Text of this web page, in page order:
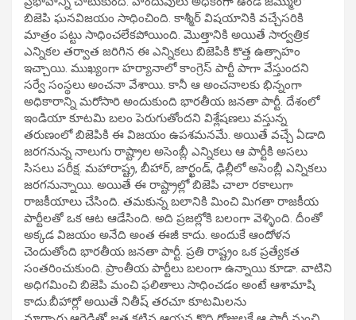
బిజెపి ఘనవిజయం సాధించింది. కాశ్మీర్ విషయానికి వచ్చేసరికి
మాత్రం పట్టు సాధించలేకపోయింది. మొత్తానికి అయితే సార్వత్రిక
ఎన్నికల తర్వాత జరిగిన ఈ ఎన్నికలు బిజెపికి కొత్త ఉత్సాహం
ఇచ్చాయి. ముఖ్యంగా హర్యానాలో కాంగ్రెస్ పార్టీ పాగా వేస్తుందని
సర్వే సంస్థలు అంచనా వేశాయి. కానీ ఆ అంచనాలకు భిన్నంగా
అధికారాన్ని మరోసారి అందుకుంది భారతీయ జనతా పార్టీ. దేశంలో
ఇండియా కూటమి బలం పెరుగుతోందని విశ్లేషణలు వస్తున్న
తరుణంలో బిజెపికి ఈ విజయం ఉపశమనమే. అయితే వచ్చే ఏడాది
జరగనున్న నాలుగు రాష్ట్రాల అసెంబ్లీ ఎన్నికలు ఆ పార్టీకి అసలు
సిసలు పరీక్ష. మహారాష్ట్ర, బీహార్, జార్ఖండ్, ఢిల్లీలో అసెంబ్లీ ఎన్నికలు
జరగనున్నాయి. అయితే ఈ రాష్ట్రాల్లో బిజెపి చాలా రకాలుగా
రాజకీయాలు చేసింది. తమకున్న బలానికి మించి మిగతా రాజకీయ
పార్టీలతో ఒక ఆట ఆడేసింది. అది ప్రజల్లోకి బలంగా వెళ్ళింది. దీంతో
అక్కడ విజయం అనేది అంత ఈజీ కాదు. అందుకే ఆందోళన
చెందుతోంది భారతీయ జనతా పార్టీ. ప్రతి రాష్ట్రం ఒక ప్రత్యేకత
సంతరించుకుంది. ప్రాంతీయ పార్టీలు బలంగా ఉన్నాయి కూడా. వాటిని
అధిగమించి బిజెపి మంచి ఫలితాలు సాధించడం అంటే ఆశామాషి
కాదు.బీహార్లో అయితే నితీష్ తరచూ కూటమిలను